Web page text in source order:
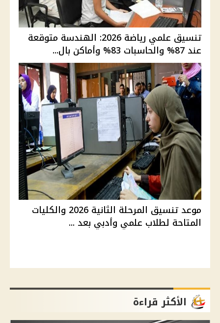
تنسيق علمي رياضة 2026: الهندسة متوقعة
عند 87% والحاسبات 83% وأماكن بال...
موعد تنسيق المرحلة الثانية 2026 والكليات
المتاحة لطلاب علمي وأدبي بعد ...
الأكثر قراءة